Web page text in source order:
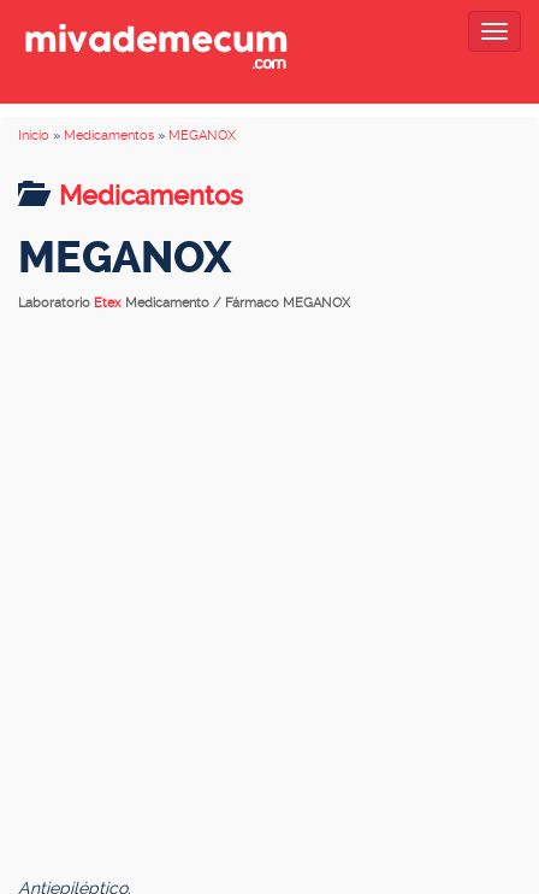
Inicio » Medicamentos » MEGANOX
Medicamentos
MEGANOX
Laboratorio Etex Medicamento / Fármaco MEGANOX
Antiepiléptico.